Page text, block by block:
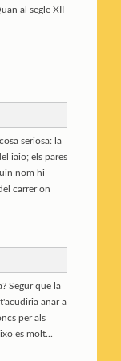
al segle XII
seriosa: la
iaio; els pares
nom hi
carrer on
Segur que la
anar a
per als
és molt...